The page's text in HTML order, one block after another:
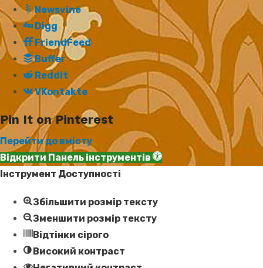
Newsvine
Digg
FriendFeed
Buffer
Reddit
VKontakte
Pin It on Pinterest
Перейти до вмісту
Відкрити Панель інструментів
Інструмент Доступності
Збільшити розмір тексту
Зменшити розмір тексту
Відтінки сірого
Високий контраст